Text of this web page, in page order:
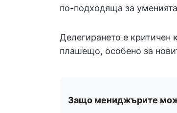
по-подходяща за
Делегирането е критичен
плашещо, особено за
Защо мениджърите